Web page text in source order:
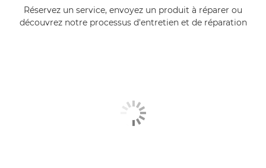
Réservez un service, envoyez un produit à réparer ou
découvrez notre processus d'entretien et de réparation